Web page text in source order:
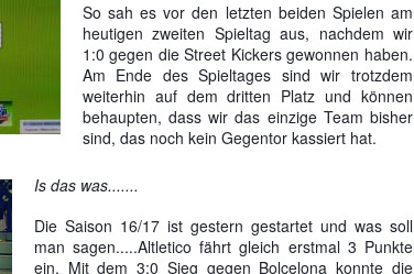
So sah es vor den letzten beiden Spielen am
heutigen zweiten Spieltag aus, nachdem wir
1:0 gegen die Street Kickers gewonnen haben.
Am Ende des Spieltages sind wir trotzdem
weiterhin auf dem dritten Platz und können
behaupten, dass wir das einzige Team bisher
sind, das noch kein Gegentor kassiert hat.
Is das was.......
Die Saison 16/17 ist gestern gestartet und was soll
man sagen.....Altletico fährt gleich erstmal 3 Punkte
ein. Mit dem 3:0 Sieg gegen Bolcelona konnte die